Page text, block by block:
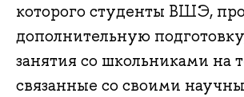
которого студенты ВШЭ,
дополнительную
занятия со школьниками на
связанные со своими